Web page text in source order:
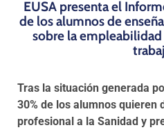
EUSA presenta el
de los alumnos de
sobre la
Tras la situación generada
30% de los alumnos quieren
profesional a la Sanidad y